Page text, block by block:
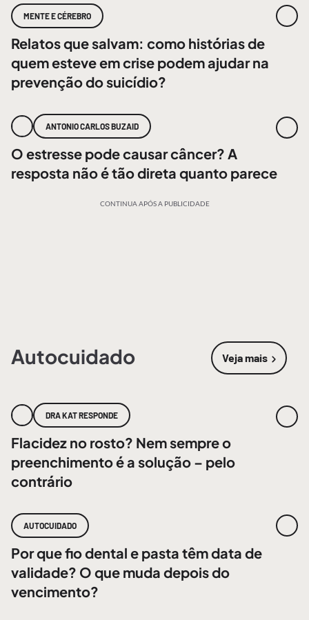
MENTE E CÉREBRO
Relatos que salvam: como histórias de
quem esteve em crise podem ajudar na
prevenção do suicídio?
ANTONIO CARLOS BUZAID
O estresse pode causar câncer? A
resposta não é tão direta quanto parece
CONTINUA APÓS A PUBLICIDADE
Autocuidado Veja mais
sobre
DRA KAT RESPONDE
Flacidez no rosto? Nem sempre o
preenchimento é a solução – pelo
contrário
AUTOCUIDADO
Por que fio dental e pasta têm data de
validade? O que muda depois do
vencimento?